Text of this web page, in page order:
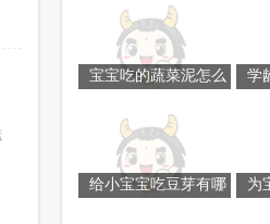
宝宝吃的蔬菜泥怎么 学
给小宝宝吃豆芽有哪 为